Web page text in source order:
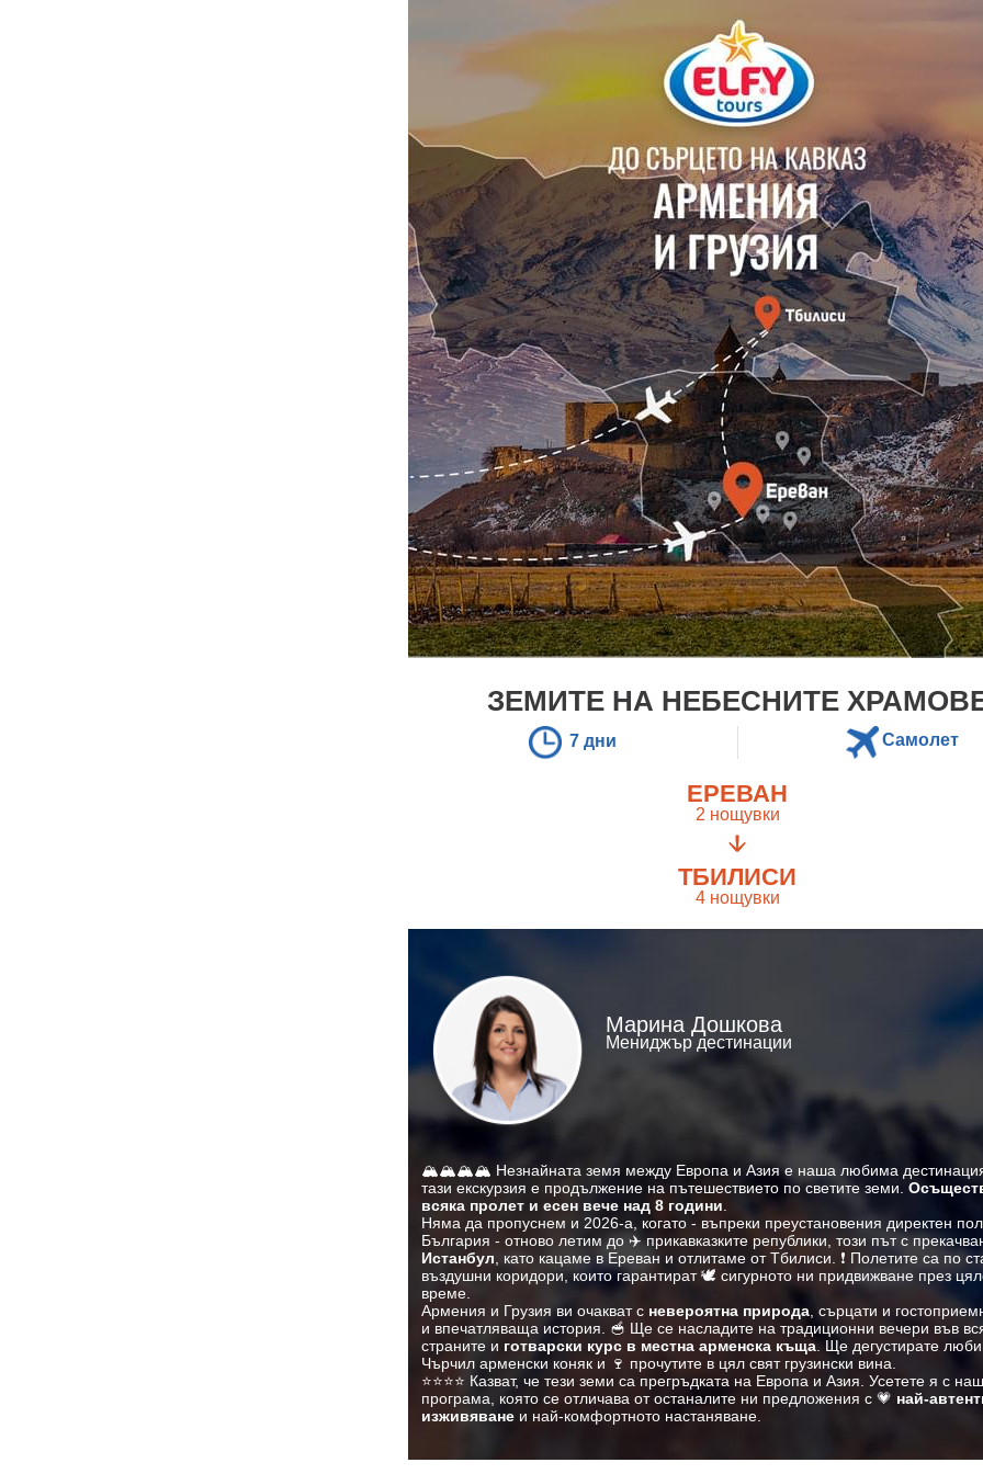
ЗЕМИТЕ НА НЕБЕСНИТЕ
7 дни Самолет
ЕРЕВАН
2 нощувки
ТБИЛИСИ
4 нощувки
Марина Дошкова
Мениджър дестинации
🏔️🏔️🏔️🏔️ Незнайната земя между Европа и Азия е наша любима
тази екскурзия е продължение на пътешествието по светите земи.
всяка пролет и есен вече над 8 години
Няма да пропуснем и 2026-а, когато - въпреки преустановения директен
България - отново летим до ✈️ прикавказките републики, този път с
Истанбул , като кацаме в Ереван и отлитаме от Тбилиси. ❗ Полетите са по
въздушни коридори, които гарантират 🕊️ сигурното ни придвижване през
време.
Армения и Грузия ви очакват с невероятна природа , сърцати и
и впечатляваща история. 🥣 Ще се насладите на традиционни вечери във
страните и готварски курс в местна арменска къща . Ще дегустирате
Чърчил арменски коняк и 🍷 прочутите в цял свят грузински вина.
⭐⭐⭐⭐ Казват, че тези земи са прегръдката на Европа и Азия. Усетете я с
програма, която се отличава от останалите ни предложения с 💗 най-
изживяване и най-комфортното настаняване.